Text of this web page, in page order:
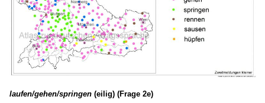
laufen/gehen/springen (eilig) (Frage 2e)